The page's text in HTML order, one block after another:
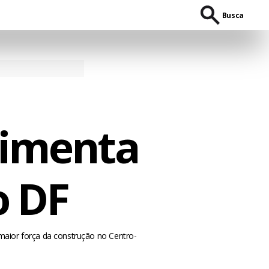
Busca
DF
força da construção no Centro-